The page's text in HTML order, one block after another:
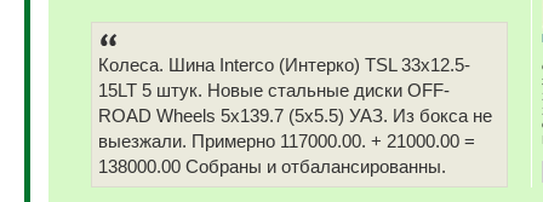
Колеса. Шина Interco (Интерко) TSL 33x12.5-
15LT 5 штук. Новые стальные диски OFF-
ROAD Wheels 5x139.7 (5x5.5) УАЗ. Из бокса не
выезжали. Примерно 117000.00. + 21000.00 =
138000.00 Собраны и отбалансированны.